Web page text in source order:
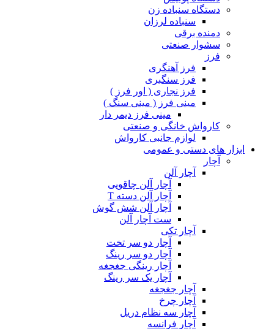
دستگاه سنباده زن
سنباده لرزان
دمنده برقی
سشوار صنعتی
فرز
فرز آهنگری
فرز سنگبری
فرز نجاری ( اور فرز )
مینی فرز ( مینی سنگ )
مینی فرز دیمر دار
کارواش خانگی و صنعتی
لوازم جانبی کارواش
ابزار های دستی و عمومی
آچار
آچار آلن
آچار آلن چاقویی
آچار آلن دسته T
آچار آلن شش گوش
ست آچار آلن
آچار تکی
آچار دو سر تخت
آچار دو سر رینگ
آچار رینگی جغجغه
آچار یک سر رینگ
آچار جغجغه
آچار چرخ
آچار سه نظام دریل
آچار فرانسه